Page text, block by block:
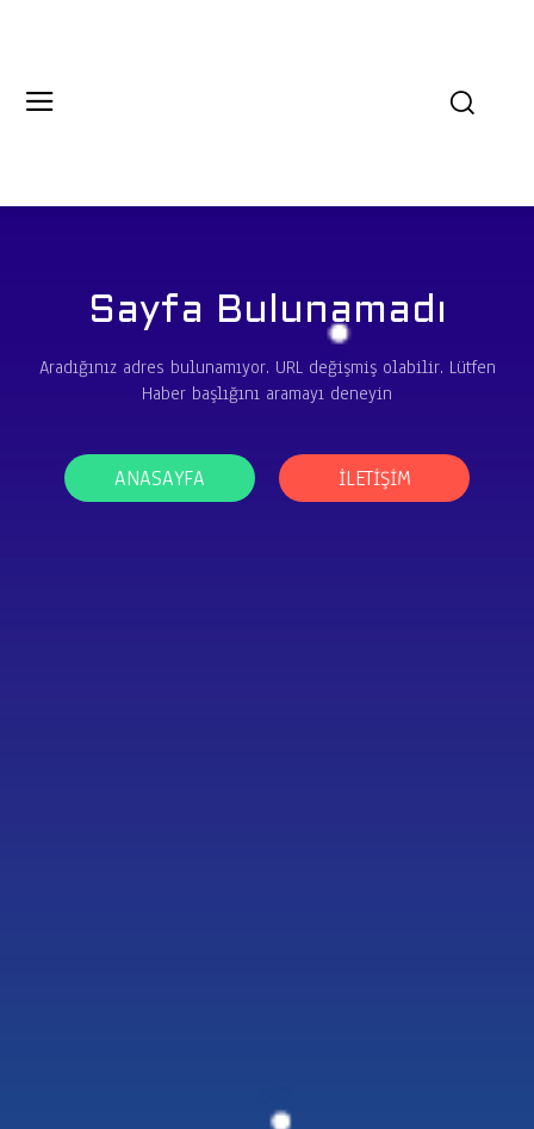
Sayfa Bulunamadı
Aradığınız adres bulunamıyor. URL değişmiş olabilir. Lütfen
Haber başlığını aramayı deneyin
ANASAYFA İLETIŞIM